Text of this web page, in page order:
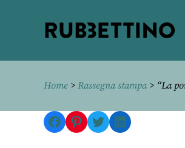
Home > Rassegna stampa> “La
Facebook
Pinterest
TwitterLinkedIn